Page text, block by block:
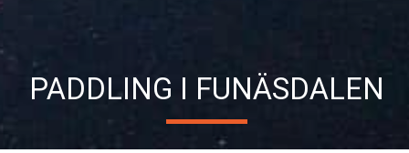
PADDLING I FUNÄSDALEN